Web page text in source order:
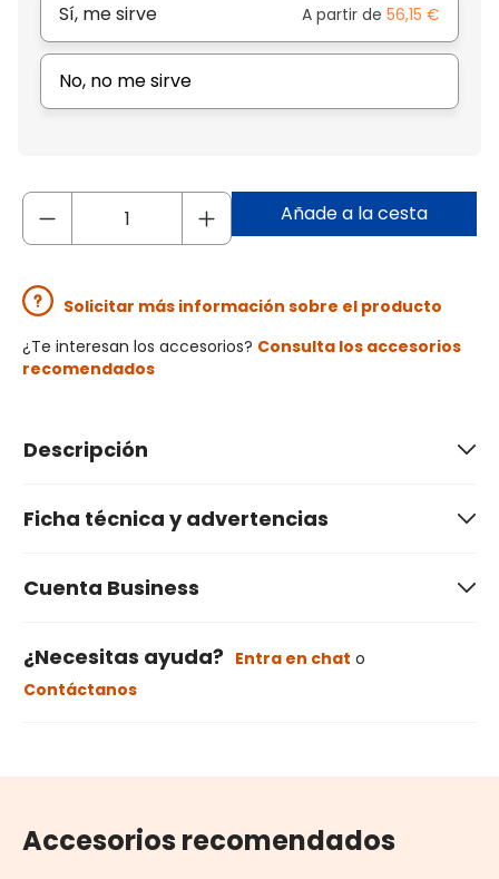
Sí, me sirve A partir de 56,15 €
No, no me sirve
Añade a la cesta
Solicitar más información sobre el producto
¿Te interesan los accesorios? Consulta los accesorios
recomendados
Descripción
Ficha técnica y advertencias
Cuenta Business
¿Necesitas ayuda? Entra en chat o
Contáctanos
Accesorios recomendados